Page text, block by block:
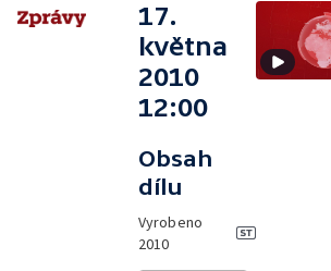
17.
května
2010
12:00
Obsah
dílu
Vyrobeno
2010